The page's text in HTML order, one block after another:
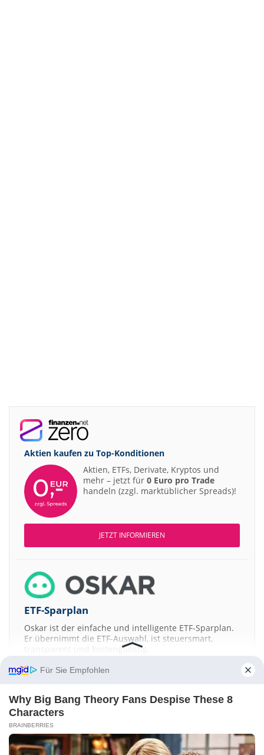
Aktien kaufen zu Top-Konditionen
Aktien, ETFs, Derivate, Kryptos und
mehr – jetzt für 0 Euro pro Trade
handeln (zzgl. marktüblicher Spreads)!
JETZT INFORMIEREN
ETF-Sparplan
Oskar ist der einfache und intelligente ETF-Sparplan.
Er übernimmt die ETF-Auswahl, ist steuersmart,
transparent und kostengünstig.
JETZT MEHR ERFAHREN
Aktien ATX DAX EuroStoxx 50 Dow Jones NASDAQ 100
Nikkei 225
Für Sie Empfohlen
Why Big Bang Theory Fans Despise These 8
Characters
BRAINBERRIES